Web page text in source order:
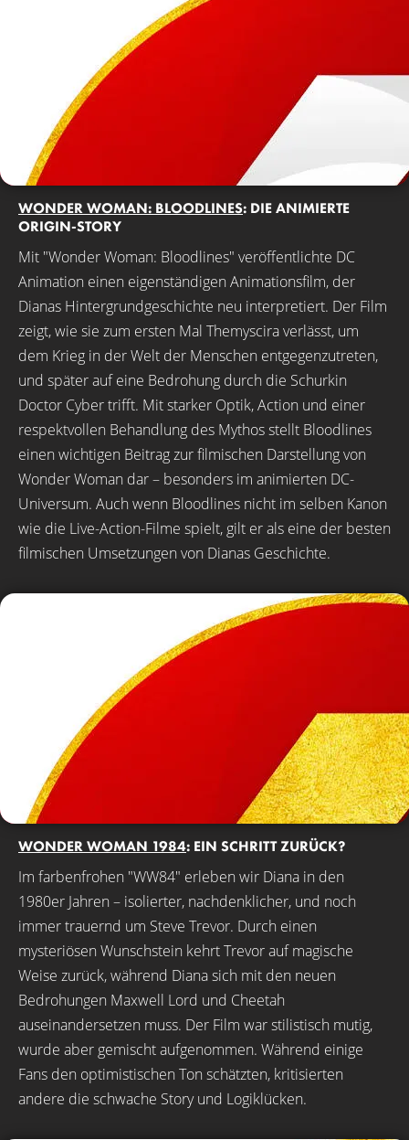
WONDER WOMAN: BLOODLINES: DIE ANIMIERTE
ORIGIN-STORY
Mit "Wonder Woman: Bloodlines" veröffentlichte DC
Animation einen eigenständigen Animationsfilm, der
Dianas Hintergrundgeschichte neu interpretiert. Der Film
zeigt, wie sie zum ersten Mal Themyscira verlässt, um
dem Krieg in der Welt der Menschen entgegenzutreten,
und später auf eine Bedrohung durch die Schurkin
Doctor Cyber trifft. Mit starker Optik, Action und einer
respektvollen Behandlung des Mythos stellt Bloodlines
einen wichtigen Beitrag zur filmischen Darstellung von
Wonder Woman dar – besonders im animierten DC-
Universum. Auch wenn Bloodlines nicht im selben Kanon
wie die Live-Action-Filme spielt, gilt er als eine der besten
filmischen Umsetzungen von Dianas Geschichte.
WONDER WOMAN 1984: EIN SCHRITT ZURÜCK?
Im farbenfrohen "WW84" erleben wir Diana in den
1980er Jahren – isolierter, nachdenklicher, und noch
immer trauernd um Steve Trevor. Durch einen
mysteriösen Wunschstein kehrt Trevor auf magische
Weise zurück, während Diana sich mit den neuen
Bedrohungen Maxwell Lord und Cheetah
auseinandersetzen muss. Der Film war stilistisch mutig,
wurde aber gemischt aufgenommen. Während einige
Fans den optimistischen Ton schätzten, kritisierten
andere die schwache Story und Logiklücken.